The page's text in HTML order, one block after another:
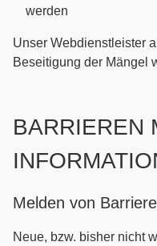
werden
Unser Webdienstleister
Beseitigung der Mängel
BARRIEREN
Melden von
Neue, bzw. bisher nicht